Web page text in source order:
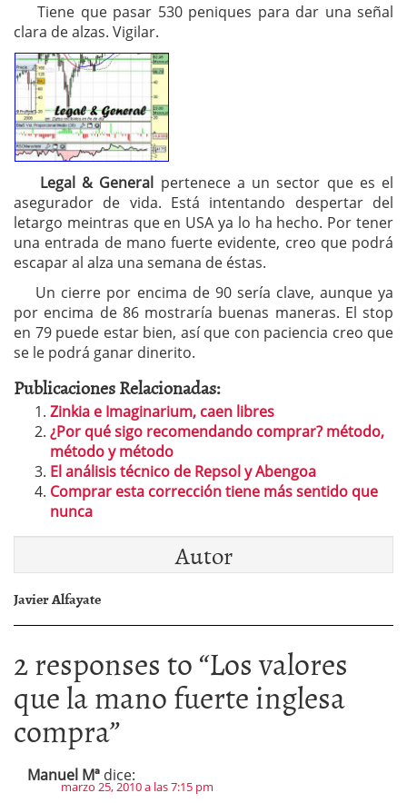
Tiene que pasar 530 peniques para dar una señal
clara de alzas. Vigilar.
Legal & General pertenece a un sector que es el
asegurador de vida. Está intentando despertar del
letargo meintras que en USA ya lo ha hecho. Por tener
una entrada de mano fuerte evidente, creo que podrá
escapar al alza una semana de éstas.
Un cierre por encima de 90 sería clave, aunque ya
por encima de 86 mostraría buenas maneras. El stop
en 79 puede estar bien, así que con paciencia creo que
se le podrá ganar dinerito.
Publicaciones Relacionadas:
Zinkia e Imaginarium, caen libres
¿Por qué sigo recomendando comprar? método,
método y método
El análisis técnico de Repsol y Abengoa
Comprar esta corrección tiene más sentido que
nunca
Autor
Javier Alfayate
2 responses to “Los valores
que la mano fuerte inglesa
compra”
Manuel Mª dice:
marzo 25, 2010 a las 7:15 pm